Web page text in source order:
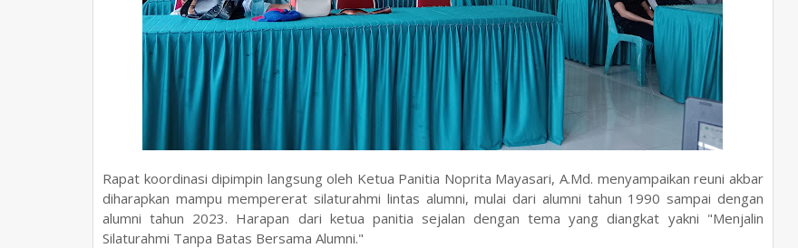
Rapat koordinasi dipimpin langsung oleh Ketua Panitia Noprita Mayasari, A.Md. menyampaikan reuni akbar
diharapkan mampu mempererat silaturahmi lintas alumni, mulai dari alumni tahun 1990 sampai dengan
alumni tahun 2023. Harapan dari ketua panitia sejalan dengan tema yang diangkat yakni "Menjalin
Silaturahmi Tanpa Batas Bersama Alumni."